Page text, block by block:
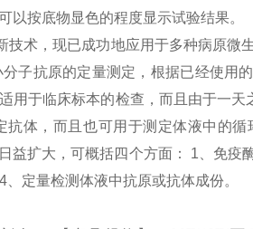
以按底物显色的程度显示试验结果。
技术，现已成功地应用于多种病原微
子抗原的定量测定，根据已经使用
用于临床标本的检查，而且由于一天
体，而且也可用于测定体液中的
益扩大，可概括四个方面： 1 、免疫
4 、定量检测体液中抗原或抗体成份。